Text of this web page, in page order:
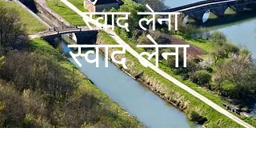
स्वाद लेना
स्वाद लेना